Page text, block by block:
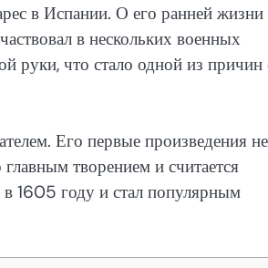
в Испании. О его ранней жизни
в нескольких военных
руки, что стало одной из причин
Его первые произведения не
творением и считается
1605 году и стал популярным